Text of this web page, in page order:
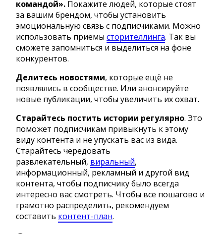
командой». Покажите людей, которые стоят
за вашим брендом, чтобы установить
эмоциональную связь с подписчиками. Можно
использовать приемы сторителлинга. Так вы
сможете запомниться и выделиться на фоне
конкурентов.
Делитесь новостями, которые ещё не
появлялись в сообществе. Или анонсируйте
новые публикации, чтобы увеличить их охват.
Старайтесь постить истории регулярно. Это
поможет подписчикам привыкнуть к этому
виду контента и не упускать вас из вида.
Старайтесь чередовать
развлекательный, виральный,
информационный, рекламный и другой вид
контента, чтобы подписчику было всегда
интересно вас смотреть. Чтобы все пошагово и
грамотно распределить, рекомендуем
составить контент-план.